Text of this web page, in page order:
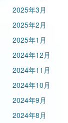
2025年3月
2025年2月
2025年1月
2024年12月
2024年11月
2024年10月
2024年9月
2024年8月